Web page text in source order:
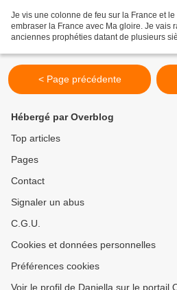
Je vis une colonne de feu sur la France et
embraser la France avec Ma gloire. Je vais
anciennes prophéties datant de plusieurs
< Page précédente
Hébergé par Overblog
Top articles
Pages
Contact
Signaler un abus
C.G.U.
Cookies et données personnelles
Préférences cookies
Voir le profil de Daniella sur le portail